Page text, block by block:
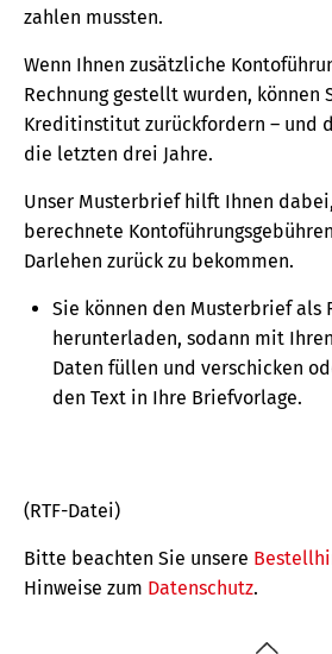
zahlen mussten.
Wenn Ihnen zusätzliche
Rechnung gestellt wurden, können
Kreditinstitut zurückfordern – und
die letzten drei Jahre.
Unser Musterbrief hilft Ihnen
berechnete
Darlehen zurück zu bekommen.
Sie können den Musterbrief als
herunterladen, sodann mit
Daten füllen und verschicken
den Text in Ihre Briefvorlage.
(RTF-Datei)
Bitte beachten Sie unsere
Hinweise zum Datenschutz.